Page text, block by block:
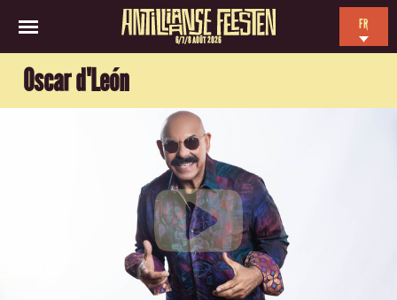
6/7/8 AOÛT 2026
FR
Oscar d'León